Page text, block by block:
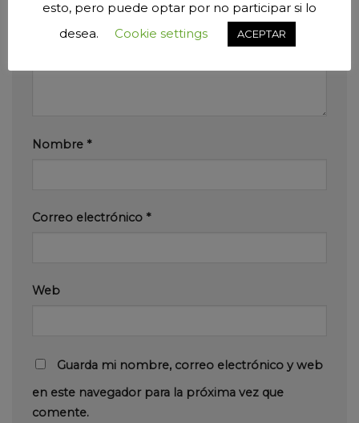
Comentario *
Nombre *
Correo electrónico *
Web
Guarda mi nombre, correo electrónico y web
en este navegador para la próxima vez que
comente.
esto, pero puede optar por no participar si lo
desea.
Cookie settings ACEPTAR